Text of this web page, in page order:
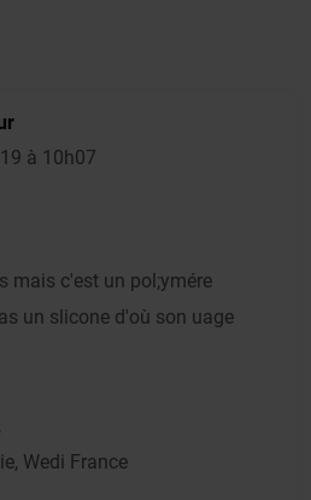
à 10h07
mais c'est un pol;ymére
un slicone d'où son uage
Wedi France